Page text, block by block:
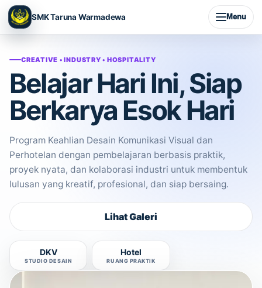
SMK Taruna Warmadewa Menu
CREATIVE • INDUSTRY • HOSPITALITY
Belajar Hari Ini, Siap
Berkarya Esok Hari
Program Keahlian Desain Komunikasi Visual dan
Perhotelan dengan pembelajaran berbasis praktik,
proyek nyata, dan kolaborasi industri untuk membentuk
lulusan yang kreatif, profesional, dan siap bersaing.
Lihat Galeri
DKV
STUDIO DESAIN
Hotel
RUANG PRAKTIK